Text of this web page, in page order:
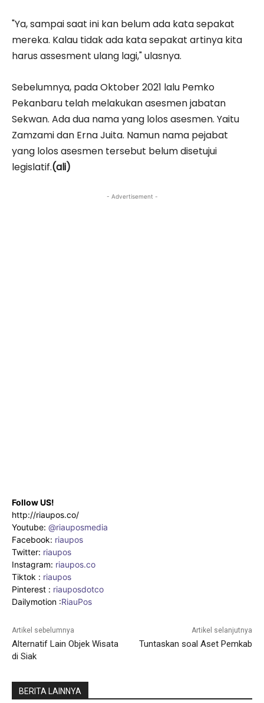
"Ya, sampai saat ini kan belum ada kata sepakat
mereka. Kalau tidak ada kata sepakat artinya kita
harus assesment ulang lagi," ulasnya.
Sebelumnya, pada Oktober 2021 lalu Pemko
Pekanbaru telah melakukan asesmen jabatan
Sekwan. Ada dua nama yang lolos asesmen. Yaitu
Zamzami dan Erna Juita. Namun nama pejabat
yang lolos asesmen tersebut belum disetujui
legislatif.(ali)
- Advertisement -
Follow US!
http://riaupos.co/
Youtube: @riauposmedia
Facebook: riaupos
Twitter: riaupos
Instagram: riaupos.co
Tiktok : riaupos
Pinterest : riauposdotco
Dailymotion :RiauPos
Artikel sebelumnya
Alternatif Lain Objek Wisata
di Siak
Artikel selanjutnya
Tuntaskan soal Aset Pemkab
BERITA LAINNYA